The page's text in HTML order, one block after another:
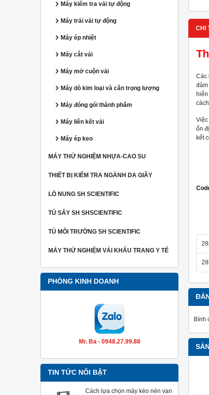
Máy kiểm tra vải tự động
Máy trải vải tự động
Máy ép nhiệt
Máy cắt vải
Máy mở cuộn vải
Máy dò kim loại và cân trọng lượng
Máy đóng gói thành phẩm
Máy liên kết vải
Máy ép keo
MÁY THỬ NGHIỆM NHỰA-CAO SU
THIẾT BỊ KIỂM TRA NGÀNH DA GIẦY
LÒ NUNG SH SCIENTIFIC
TỦ SẤY SH SHSCIENTIFIC
TỦ MÔI TRƯỜNG SH SCIENTIFIC
MÁY THỬ NGHIỆM VẢI KHẨU TRANG Y TẾ
PHÒNG KINH DOANH
Mr. Ba - 0948.27.99.88
TIN TỨC NỔI BẬT
Cách lựa chọn máy kéo nén vạn
CHI
Các
Việc
ổn
kết
Bình